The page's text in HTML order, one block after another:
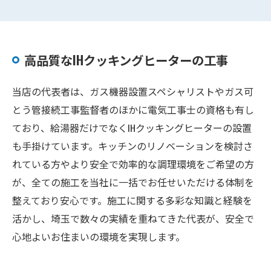
高品質なIHクッキングヒーターの工事
当店の代表者は、ガス機器設置スペシャリストやガス可
とう管接続工事監督者のほかに電気工事士の資格も有し
ており、給湯器だけでなくIHクッキングヒーターの設置
も手掛けています。キッチンのリノベーションを検討さ
れている方やより安全で効率的な調理環境をご希望の方
が、全ての施工を当社に一括でお任せいただける体制を
整えており安心です。施工に関する多彩な知識と経験を
活かし、埼玉で数々の実績を重ねてきた代表が、安全で
心地よいお住まいの環境を実現します。